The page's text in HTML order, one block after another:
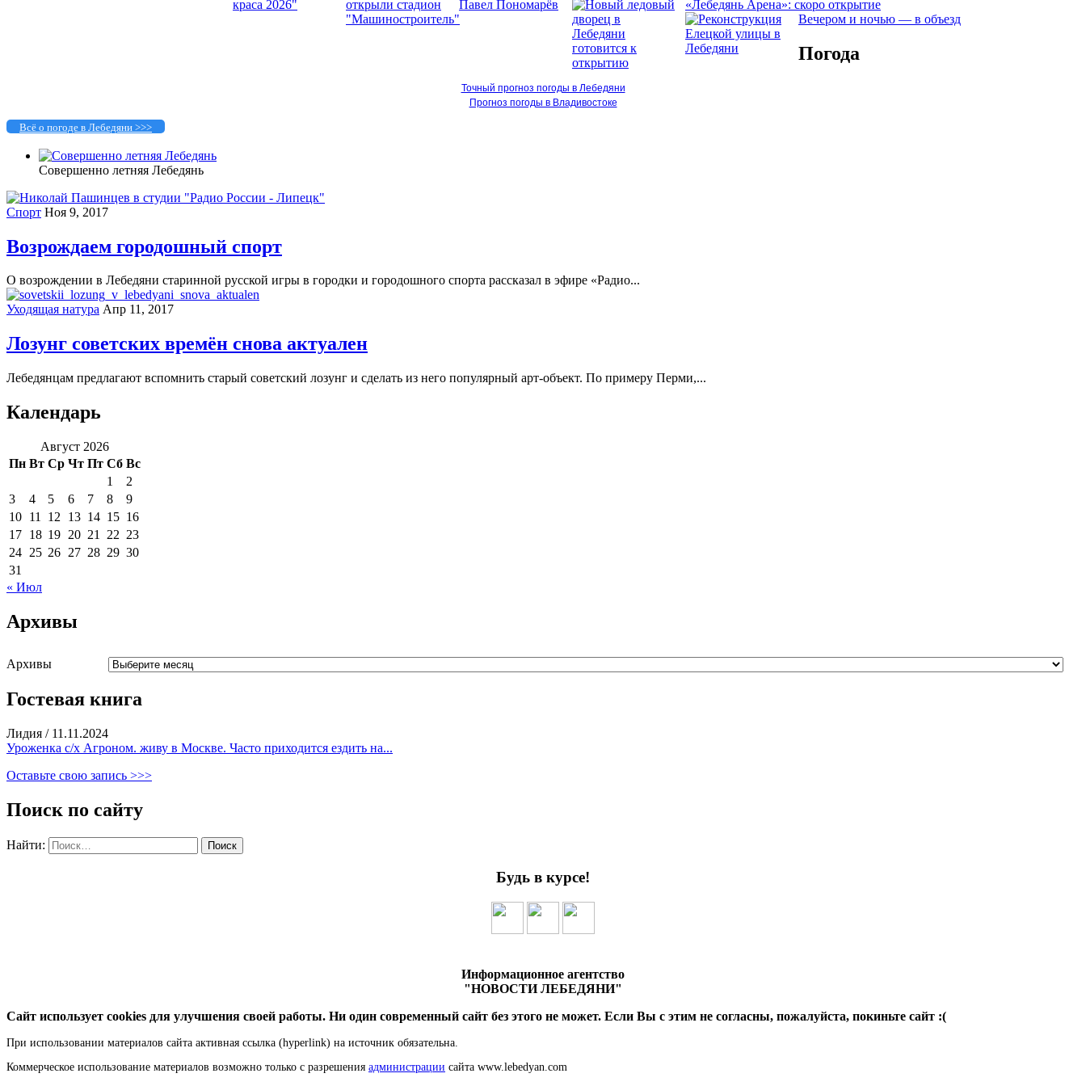
«Лебедянь Арена»: скоро открытие
Вечером и ночью — в объезд
Погода
Точный прогноз погоды в Лебедяни
Прогноз погоды в Владивостоке
Всё о погоде в Лебедяни >>>
Совершенно летняя Лебедянь
Спорт Ноя 9, 2017
Возрождаем городошный спорт
О возрождении в Лебедяни старинной русской игры в городки и городошного спорта рассказал в эфире «Радио...
Уходящая натура Апр 11, 2017
Лозунг советских времён снова актуален
Лебедянцам предлагают вспомнить старый советский лозунг и сделать из него популярный арт-объект. По примеру Перми,...
Календарь
Август 2026
Пн Вт Ср Чт Пт Сб Вс
1
2
3
4 5 6 7 8
9
10 11 12 13 14 15 16
17 18 19 20 21 22 23
24 25 26 27 28 29 30
31
« Июл
Архивы
Архивы
Гостевая книга
Лидия / 11.11.2024
Уроженка с/х Агроном. живу в Москве. Часто приходится ездить на...
Оставьте свою запись >>>
Поиск по сайту
Найти:
Будь в курсе!
Информационное агентство
"НОВОСТИ ЛЕБЕДЯНИ"
Сайт использует cookies для улучшения своей работы. Ни один современный сайт без этого не может. Если Вы с этим не согласны, пожалуйста, покиньте сайт :(
При использовании материалов сайта активная ссылка (hyperlink) на источник обязательна.
Коммерческое использование материалов возможно только с разрешения администрации сайта www.lebedyan.com